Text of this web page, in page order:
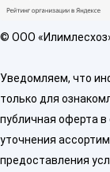
© OOO
Уведомляем, что
только для
публичная оферта в
уточнения
предоставления